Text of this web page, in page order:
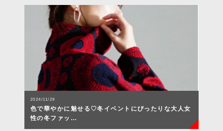
2024/11/29
色で華やかに魅せる♡冬イベントにぴったりな大人女
性の冬ファッ…